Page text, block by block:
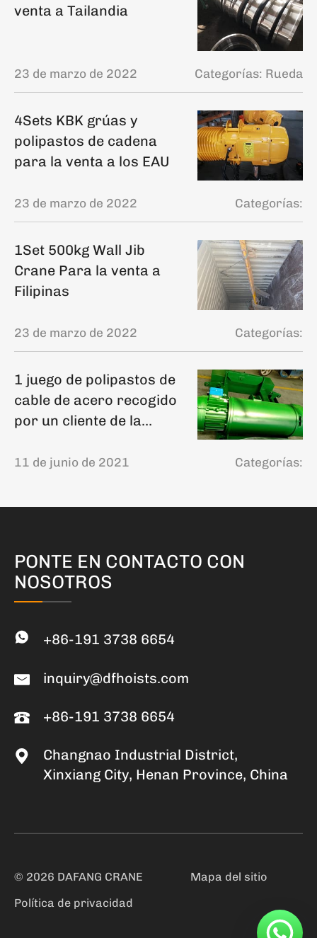
venta a Tailandia
23 de marzo de 2022 Categorías: Rueda
4Sets KBK grúas y
polipastos de cadena
para la venta a los EAU
23 de marzo de 2022 Categorías:
1Set 500kg Wall Jib
Crane Para la venta a
Filipinas
23 de marzo de 2022 Categorías:
1 juego de polipastos de
cable de acero recogido
por un cliente de la
11 de junio de 2021 Categorías:
PONTE EN CONTACTO CON
NOSOTROS
+86-191 3738 6654
inquiry@dfhoists.com
+86-191 3738 6654
Changnao Industrial District,
Xinxiang City, Henan Province, China
© 2026 DAFANG CRANE
Mapa del sitio
Política de privacidad